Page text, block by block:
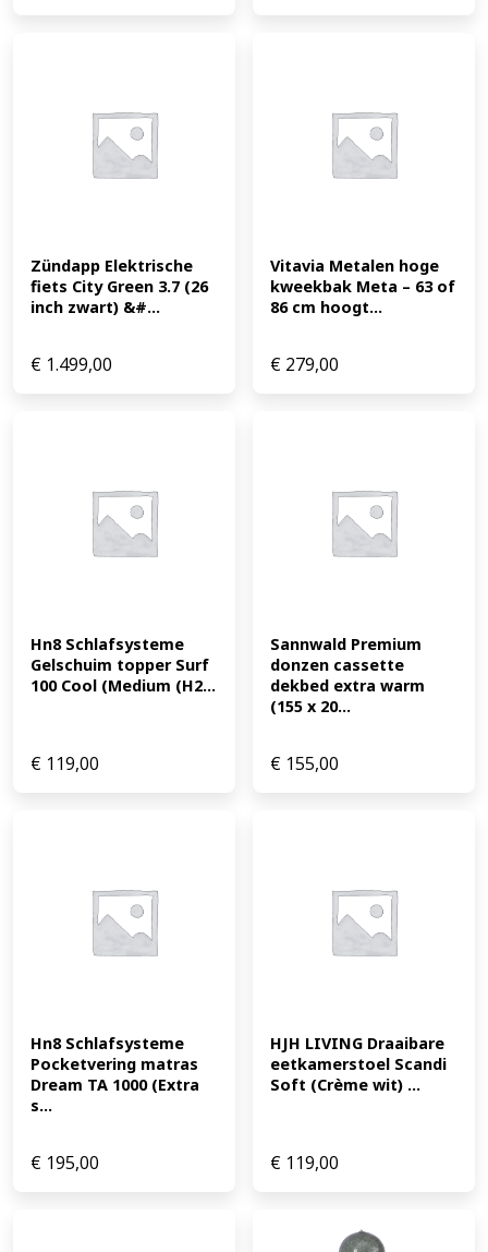
Zündapp Elektrische
fiets City Green 3.7 (26
inch zwart) &#...
€ 1.499,00
Vitavia Metalen hoge
kweekbak Meta – 63 of
86 cm hoogt...
€ 279,00
Hn8 Schlafsysteme
Gelschuim topper Surf
100 Cool (Medium (H2...
€ 119,00
Sannwald Premium
donzen cassette
dekbed extra warm
(155 x 20...
€ 155,00
Hn8 Schlafsysteme
Pocketvering matras
Dream TA 1000 (Extra
s...
€ 195,00
HJH LIVING Draaibare
eetkamerstoel Scandi
Soft (Crème wit) ...
€ 119,00